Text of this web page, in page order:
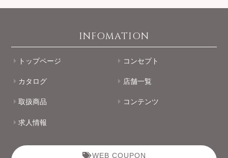
INFOMATION
トップページ コンセプト
カタログ 店舗一覧
取扱商品 コンテンツ
求人情報
WEB COUPON